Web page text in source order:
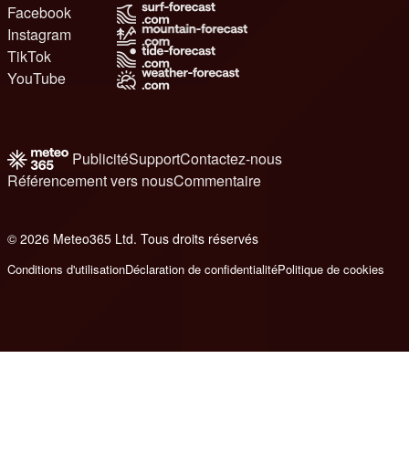
Facebook
Instagram
TikTok
YouTube
PublicitéSupportContactez-nous
Référencement vers nousCommentaire
© 2026 Meteo365 Ltd. Tous droits réservés
Conditions d'utilisationDéclaration de confidentialitéPolitique de cookies